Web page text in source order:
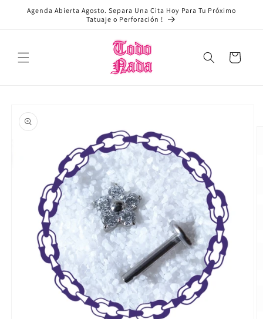
directamente
Agenda Abierta Agosto. Separa Una Cita Hoy Para Tu Próximo
Tatuaje o Perforación !
Carrito
a la
información